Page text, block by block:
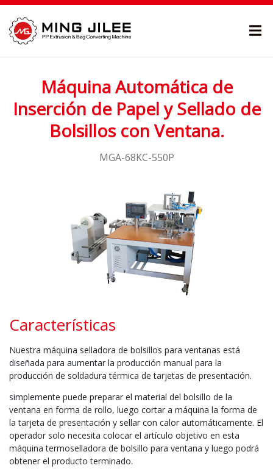
Máquina Automática de
Inserción de Papel y Sellado de
Bolsillos con Ventana.
MGA-68KC-550P
Características
Nuestra máquina selladora de bolsillos para ventanas está
diseñada para aumentar la producción manual para la
producción de soldadura térmica de tarjetas de presentación.
simplemente puede preparar el material del bolsillo de la
ventana en forma de rollo, luego cortar a máquina la forma de
la tarjeta de presentación y sellar con calor automáticamente. El
operador solo necesita colocar el artículo objetivo en esta
máquina termoselladora de bolsillo para ventana y luego podrá
obtener el producto terminado.